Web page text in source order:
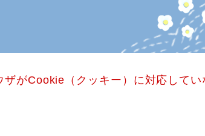
がCookie（クッキー）に対応してい